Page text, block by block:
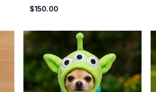
$150.00